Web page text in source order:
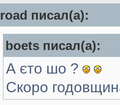
road писал(а):
boets писал(а):
А єто шо ?
Скоро